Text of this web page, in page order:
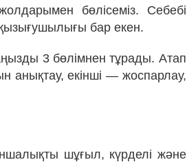
бөлісеміз. Себебі
қызығушылығы бар екен.
3 бөлімнен тұрады. Атап
анықтау, екінші — жоспарлау,
шұғыл, күрделі және